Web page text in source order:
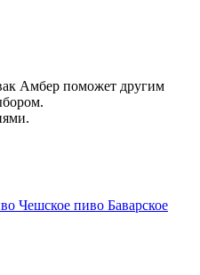
Амбер поможет другим
Чешское пиво Баварское